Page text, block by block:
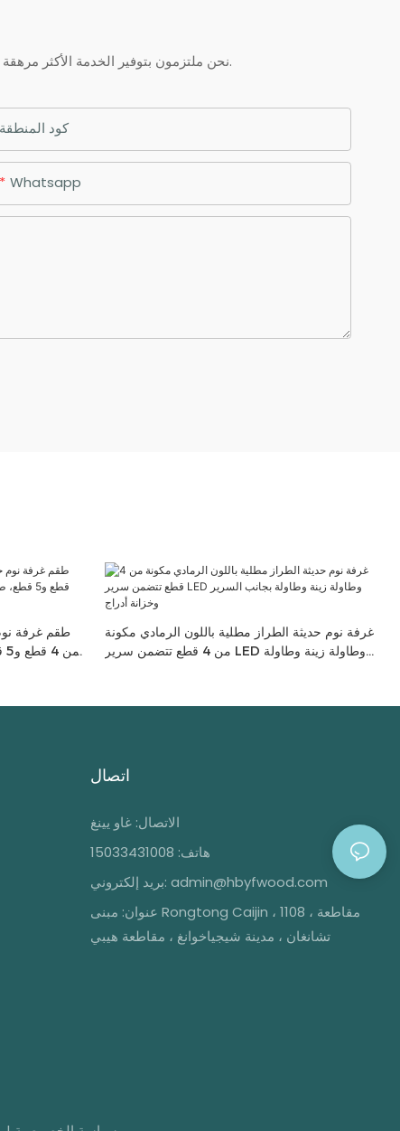
نحن ملتزمون بتوفير الخدمة الأكثر مرهقة والجودة والقيمة الممتازة لكل عميل يقوم بشراء منتجاتنا. إذا كان لديك أي أسئلة حول طلبك ، فلا تتردد في الاتصال بنا.
كود المنطقة
Whatsapp
طقم غرفة
غرفة نوم حديثة الطراز مطلية باللون الرمادي مكونة
من 4 قطع تتضمن سرير LED وطاولة زينة وطاولة
اتصال
الاتصال: غاو يينغ
هاتف: 15033431008
بريد إلكتروني: admin@hbyfwood.com
عنوان: مبنى Rongtong Caijin ، 1108 ، مقاطعة
تشانغان ، مدينة شيجياخوانغ ، مقاطعة هيبي